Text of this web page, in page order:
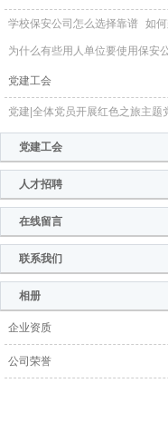
学校保安公司怎么选择靠谱 如
为什么有些用人单位要使用保安
党建工会
党建|全体党员开展红色之旅主题
党建工会
人才招聘
在线留言
联系我们
相册
企业资质
公司荣誉